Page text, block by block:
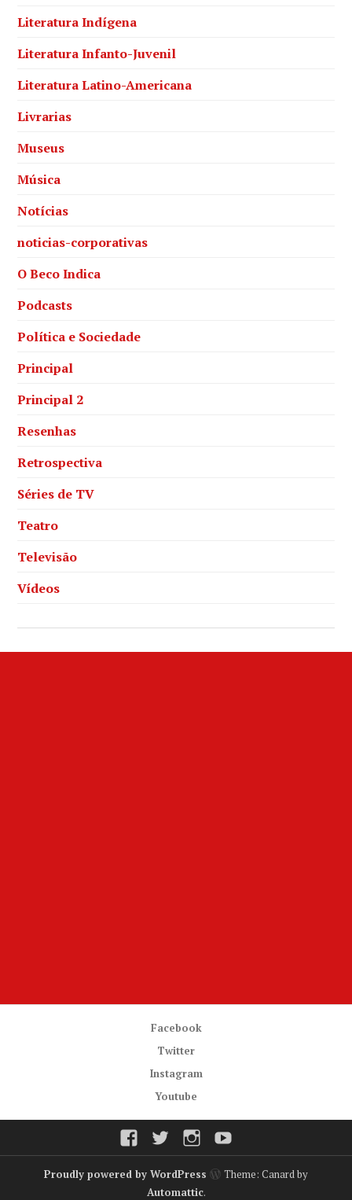
Literatura Indígena
Literatura Infanto-Juvenil
Literatura Latino-Americana
Livrarias
Museus
Música
Notícias
noticias-corporativas
O Beco Indica
Podcasts
Política e Sociedade
Principal
Principal 2
Resenhas
Retrospectiva
Séries de TV
Teatro
Televisão
Vídeos
Facebook
Twitter
Instagram
Youtube
FacebookTwitterInstagram
Proudly powered by WordPress
Theme: Canard by
Automattic.